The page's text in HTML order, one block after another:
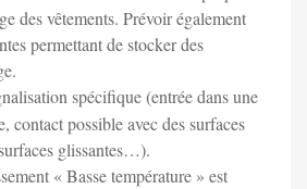
des vêtements. Prévoir également
permettant de stocker des
spécifique (entrée dans une
contact possible avec des surfaces
glissantes…).
« Basse température » est